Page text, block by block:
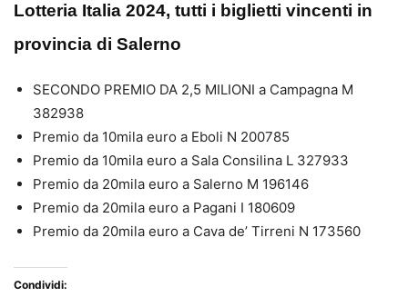
Lotteria Italia 2024, tutti i biglietti vincenti in
provincia di Salerno
SECONDO PREMIO DA 2,5 MILIONI a Campagna M
382938
Premio da 10mila euro a Eboli N 200785
Premio da 10mila euro a Sala Consilina L 327933
Premio da 20mila euro a Salerno M 196146
Premio da 20mila euro a Pagani I 180609
Premio da 20mila euro a Cava de’ Tirreni N 173560
Condividi: